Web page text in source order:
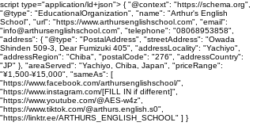
script type="application/ld+json"> { "@context": "https://schema.org",
"@type": "EducationalOrganization", "name": "Arthur's English
School", "url": "https://www.arthursenglishschool.com", "email":
"info@arthursenglishschool.com", "telephone": "08068953858",
"address": { "@type": "PostalAddress", "streetAddress": "Owada
Shinden 509-3, Dear Fumizuki 405", "addressLocality": "Yachiyo",
"addressRegion": "Chiba", "postalCode": "276", "addressCountry":
"JP" }, "areaServed": "Yachiyo, Chiba, Japan", "priceRange":
"¥1,500-¥15,000", "sameAs": [
"https://www.facebook.com/arthursenglishschool/",
"https://www.instagram.com/[FILL IN if different]",
"https://www.youtube.com/@AES-w4z",
"https://www.tiktok.com/@arthurs.english.s0",
"https://linktr.ee/ARTHURS_ENGLISH_SCHOOL" ] }